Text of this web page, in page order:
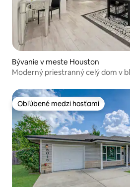
Bývanie v meste Houston
Moderný priestranný celý dom v
Obľúbené medzi hosťami
Obľúbené medzi hosťami